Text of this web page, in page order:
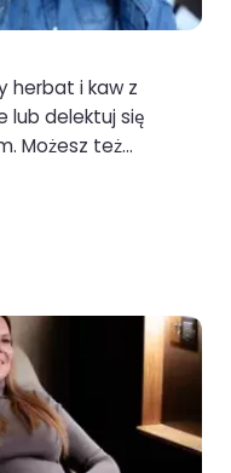
herbat i kaw z
lub delektuj się
Możesz też